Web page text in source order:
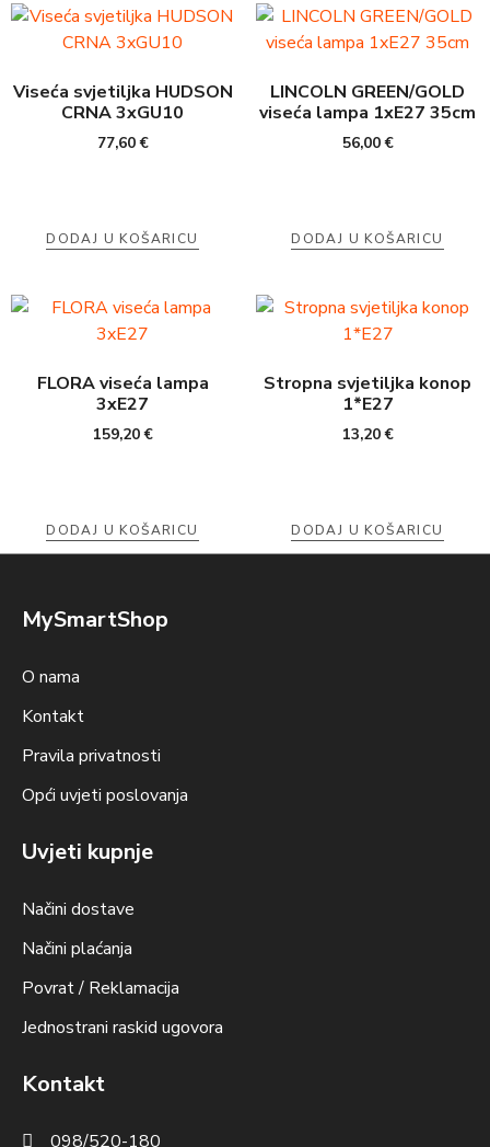
Viseća svjetiljka HUDSON
CRNA 3xGU10
77,60€
DODAJ U KOŠARICU
LINCOLN GREEN/GOLD
viseća lampa 1xE27 35cm
56,00€
DODAJ U KOŠARICU
FLORA viseća lampa
3xE27
159,20€
DODAJ U KOŠARICU
Stropna svjetiljka konop
1*E27
13,20€
DODAJ U KOŠARICU
MySmartShop
O nama
Kontakt
Pravila privatnosti
Opći uvjeti poslovanja
Uvjeti kupnje
Načini dostave
Načini plaćanja
Povrat / Reklamacija
Jednostrani raskid ugovora
Kontakt
098/520-180